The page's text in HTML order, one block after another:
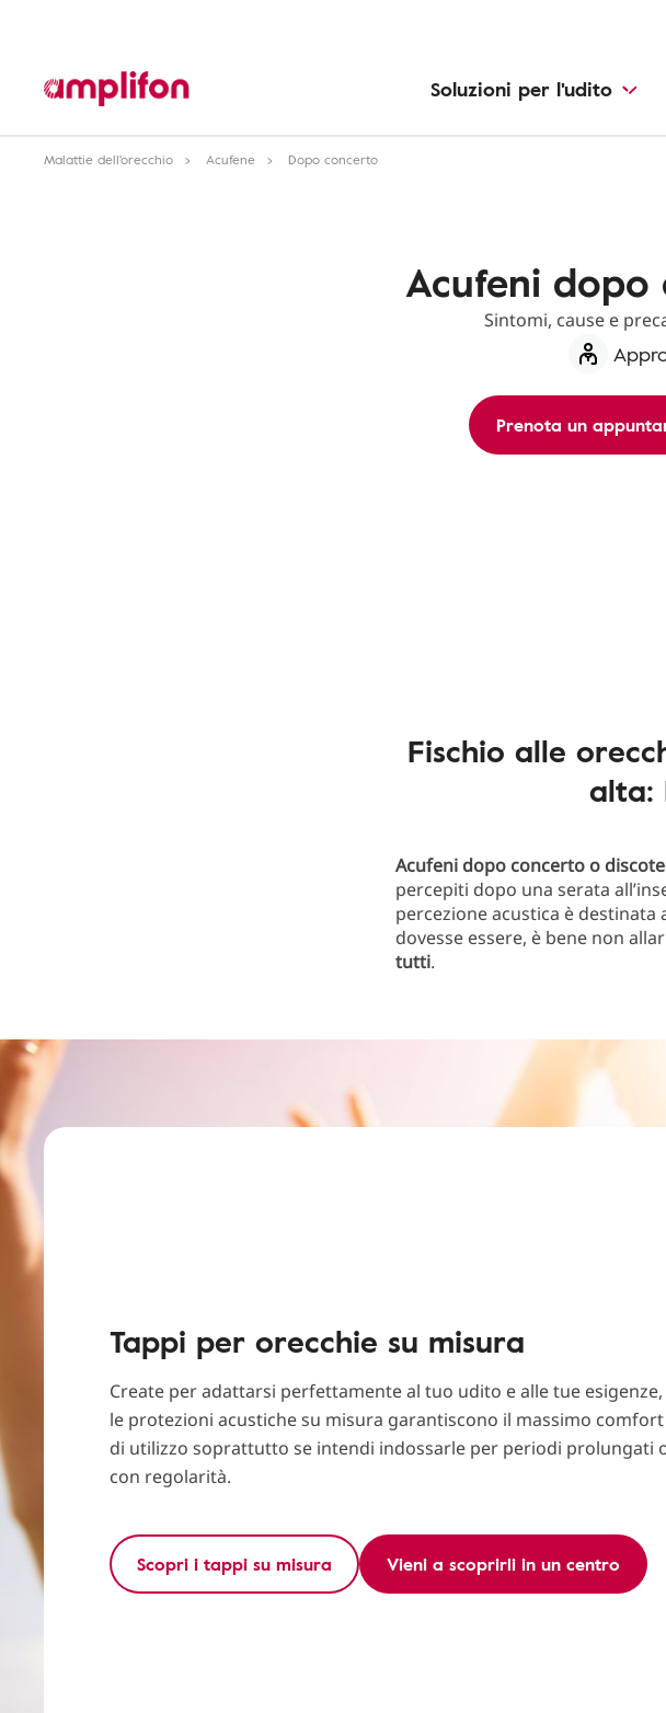
Soluzioni per l'udito
Malattie dell'orecchio Acufene Dopo concerto
Acufeni dopo
Sintomi, cause e
Prenota un
Fischio alle
alta:
Acufeni dopo concerto o
percepiti dopo una serata
percezione acustica è destinata
dovesse essere, è bene non
tutti.
Tappi per orecchie su misura
Create per adattarsi perfettamente al tuo udito e alle tue esigenze,
le protezioni acustiche su misura garantiscono il massimo comfort
di utilizzo soprattutto se intendi indossarle per periodi prolungati
con regolarità.
Scopri i tappi su misura Vieni a scoprirli in un centro